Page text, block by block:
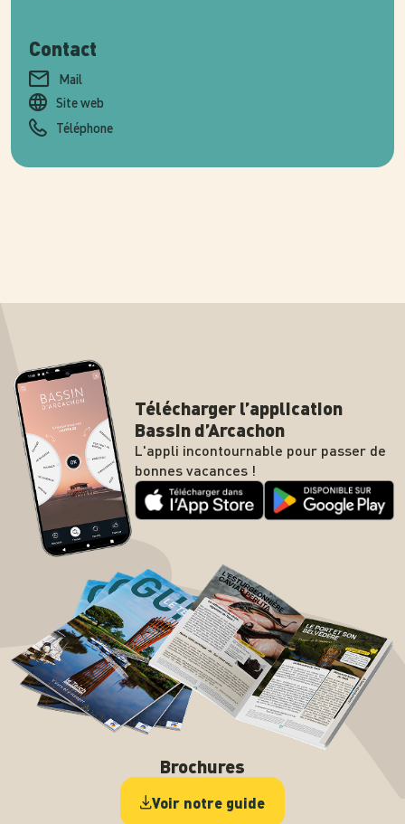
Contact
Mail
Site web
Téléphone
Télécharger l’application
Bassin d’Arcachon
L'appli incontournable pour passer de
bonnes vacances !
Brochures
Voir notre guide